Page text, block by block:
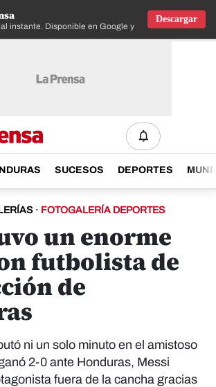
instante. Disponible en Google y IOS
Descargar
SUCESOS DEPORTES
· FOTOGALERÍA DEPORTES
un enorme
futbolista de
de
ni un solo minuto en el amistoso
2-0 ante Honduras, Messi
fuera de la cancha gracias